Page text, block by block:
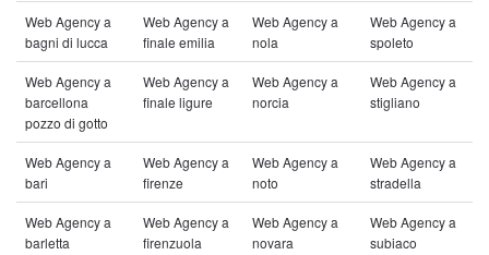
Web Agency a
bagni di lucca
Web Agency a
finale emilia
Web Agency a
nola
Web Agency a
spoleto
Web Agency a
barcellona
pozzo di gotto
Web Agency a
finale ligure
Web Agency a
norcia
Web Agency a
stigliano
Web Agency a
bari
Web Agency a
firenze
Web Agency a
noto
Web Agency a
stradella
Web Agency a
barletta
Web Agency a
firenzuola
Web Agency a
novara
Web Agency a
subiaco